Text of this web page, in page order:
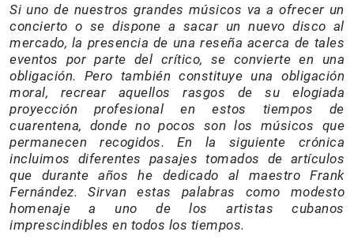
Si uno de nuestros grandes músicos va a ofrecer un
concierto o se dispone a sacar un nuevo disco al
mercado, la presencia de una reseña acerca de tales
eventos por parte del crítico, se convierte en una
obligación. Pero también constituye una obligación
moral, recrear aquellos rasgos de su elogiada
proyección profesional en estos tiempos de
cuarentena, donde no pocos son los músicos que
permanecen recogidos. En la siguiente crónica
incluimos diferentes pasajes tomados de artículos
que durante años he dedicado al maestro Frank
Fernández. Sirvan estas palabras como modesto
homenaje a uno de los artistas cubanos
imprescindibles en todos los tiempos.